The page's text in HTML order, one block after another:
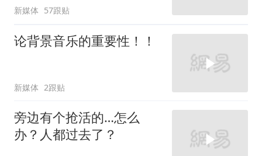
新媒体 57跟贴
论背景音乐的重要性！！
新媒体 2跟贴
旁边有个抢活的…怎么
办？人都过去了？